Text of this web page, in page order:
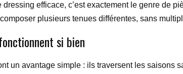
efficace, c’est exactement le genre de
plusieurs tenues différentes, sans
si bien
un avantage simple : ils traversent les